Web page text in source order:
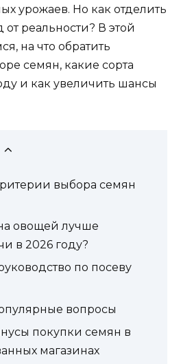
урожаев. Но как отделить
реальности? В этой
на что обратить
семян, какие сорта
и как увеличить шансы
выбора семян
овощей лучше
в 2026 году?
по посеву
вопросы
покупки семян в
магазинах